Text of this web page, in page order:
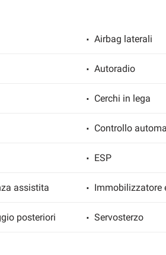
Airbag laterali
Autoradio
Cerchi in lega
Controllo
ESP
assistita Immobilizzatore
posteriori Servosterzo